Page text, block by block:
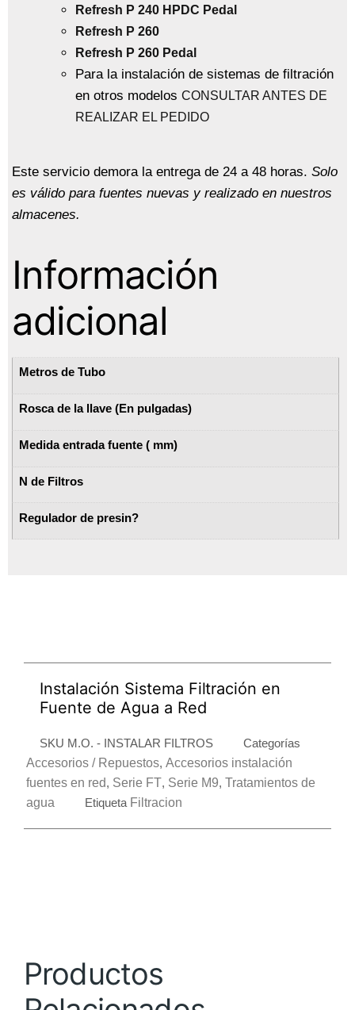
Refresh P 240 HPDC Pedal
Refresh P 260
Refresh P 260 Pedal
Para la instalación de sistemas de filtración
en otros modelos CONSULTAR ANTES DE
REALIZAR EL PEDIDO
Este servicio demora la entrega de 24 a 48 horas. Solo
es válido para fuentes nuevas y realizado en nuestros
almacenes.
Información
adicional
Metros de Tubo
Rosca de la llave (En pulgadas)
Medida entrada fuente ( mm)
N de Filtros
Regulador de presin?
Instalación Sistema Filtración en
Fuente de Agua a Red
SKU M.O. - INSTALAR FILTROS
Categorías
Accesorios / Repuestos, Accesorios instalación
fuentes en red, Serie FT, Serie M9, Tratamientos de
agua
Etiqueta Filtracion
Productos